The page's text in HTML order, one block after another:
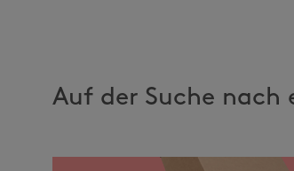
Auf der Suche nach